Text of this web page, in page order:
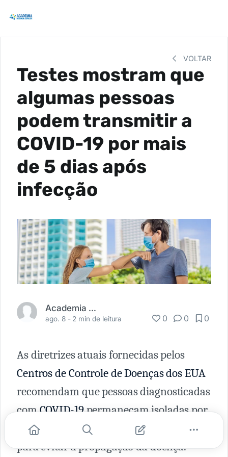
VOLTAR
Testes mostram que
algumas pessoas
podem transmitir a
COVID-19 por mais
de 5 dias após
infecção
Academia Médica
ago. 8 - 2 min de leitura 0 0 0
As diretrizes atuais fornecidas pelos
Centros de Controle de Doenças dos EUA
recomendam que pessoas diagnosticadas
comCOVID-19permaneçam isoladas por
cinco dias consecutivos após a infecção
para evitar a propagação da doença.